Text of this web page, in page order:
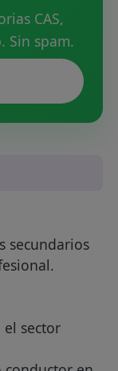
CAS,
Sin spam.
secundarios
el sector